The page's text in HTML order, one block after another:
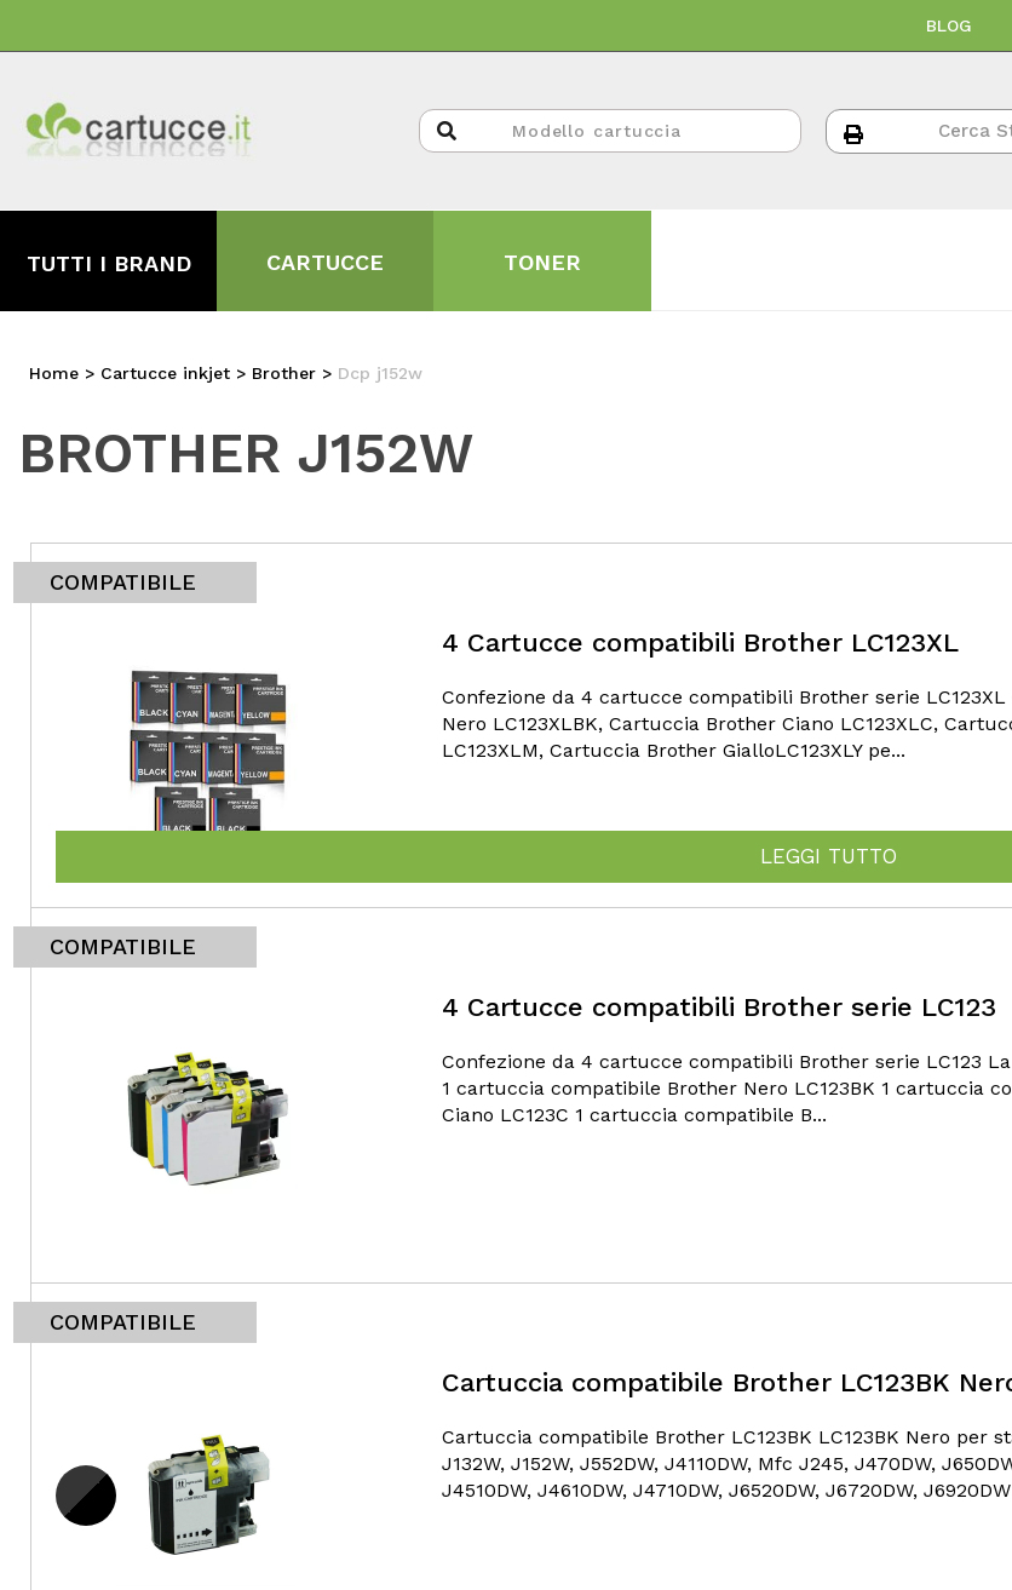
BLOG
TUTTI I BRAND CARTUCCE TONER
Home > Cartucce inkjet > Brother > Dcp j152w
BROTHER J152W
COMPATIBILE
4 Cartucce compatibili Brother LC123XL
Confezione da 4 cartucce compatibili Brother serie
Nero LC123XLBK, Cartuccia Brother Ciano LC123XLC,
LC123XLM, Cartuccia Brother GialloLC123XLY pe...
LEGGI TUTTO
COMPATIBILE
4 Cartucce compatibili Brother serie LC123
Confezione da 4 cartucce compatibili Brother serie LC123
1 cartuccia compatibile Brother Nero LC123BK 1 cartuccia
Ciano LC123C 1 cartuccia compatibile B...
COMPATIBILE
Cartuccia compatibile Brother LC123BK
Cartuccia compatibile Brother LC123BK LC123BK Nero per
J132W, J152W, J552DW, J4110DW, Mfc J245, J470DW,
J4510DW, J4610DW, J4710DW, J6520DW, J6720DW, J6920DW